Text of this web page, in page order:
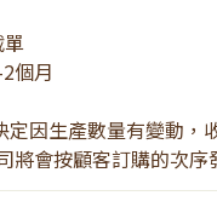
個月
定因生產數量有變動，
將會按顧客訂購的次序